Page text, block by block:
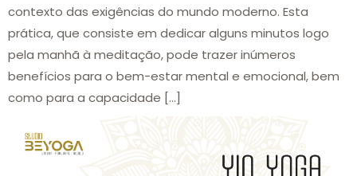
contexto das exigências do mundo moderno. Esta
prática, que consiste em dedicar alguns minutos logo
pela manhã à meditação, pode trazer inúmeros
benefícios para o bem-estar mental e emocional, bem
como para a capacidade […]